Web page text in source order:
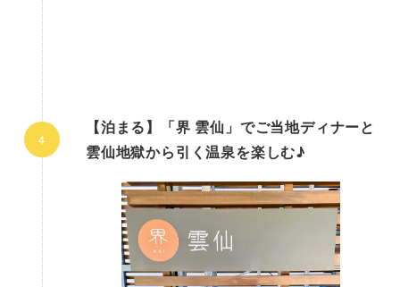
【泊まる】「界 雲仙」でご当地ディナーと
雲仙地獄から引く温泉を楽しむ♪